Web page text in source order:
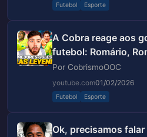
Futebol Esporte
A Cobra reage aos
futebol: Romário,
Basten
Por CobrismoOOC
youtube.com01/02/2026
Futebol Esporte
Ok, precisamos